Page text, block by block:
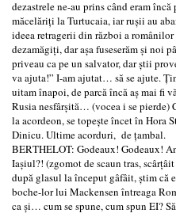
dezastrele ne-au prins când eram
măcelăriţi la Turtucaia, iar ruşii au
ideea retragerii din război a românilor
dezamăgiţi, dar aşa fuseserăm şi noi
priveau ca pe un salvator, dar ştii
va ajuta!” I-am ajutat… să se ajute.
uitam înapoi, de parcă încă aş mai fi
Rusia nesfârşită… (vocea i se pierde)
la acordeon, se topeşte încet în Hora
Dinicu. Ultime acorduri, de ţambal.
BERTHELOT: Godeaux! Godeaux!
Iaşiul?! (zgomot de scaun tras,
după glasul la început gâfâit, ştim că
boche-lor lui Mackensen întreaga
ca şi… cum se spune, cum spun EI?